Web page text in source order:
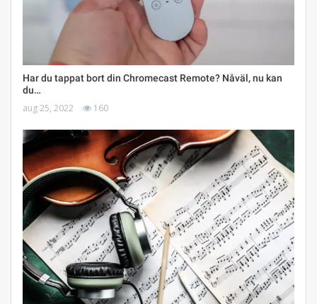
Har du tappat bort din Chromecast Remote? Nåväl, nu kan
du…
aug 25, 2022 160